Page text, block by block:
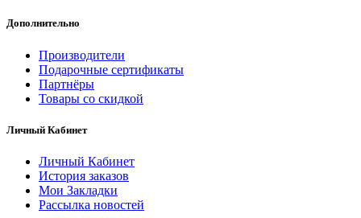
Дополнительно
Производители
Подарочные сертификаты
Партнёры
Товары со скидкой
Личный Кабинет
Личный Кабинет
История заказов
Мои Закладки
Рассылка новостей